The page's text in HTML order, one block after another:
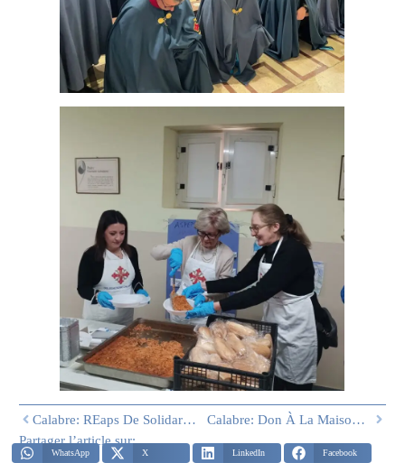
Calabre: REaps De Solidarité À Reggio Calabria Pour Le Dimanche Des Rameaux
Calabre: Don À La Maison De Retraite S. Anna
Partager l’article sur:
WhatsApp X LinkedIn Facebook